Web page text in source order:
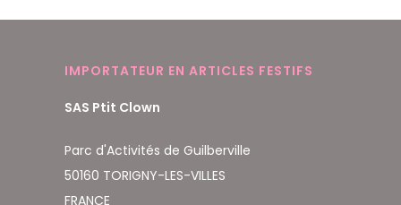
IMPORTATEUR EN ARTICLES FESTIFS
SAS Ptit Clown
Parc d'Activités de Guilberville
50160 TORIGNY-LES-VILLES
FRANCE